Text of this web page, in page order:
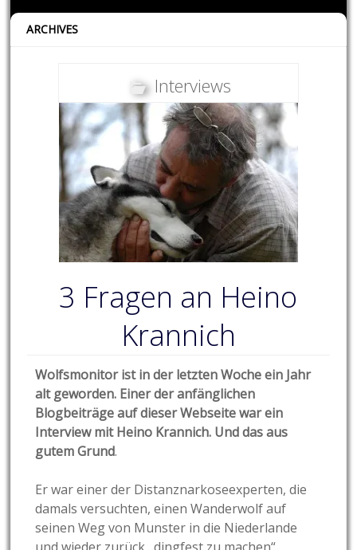
ARCHIVES
Interviews
3 Fragen an Heino
Krannich
Wolfsmonitor ist in der letzten Woche ein Jahr
alt geworden. Einer der anfänglichen
Blogbeiträge auf dieser Webseite war ein
Interview mit Heino Krannich. Und das aus
gutem Grund.
Er war einer der Distanznarkoseexperten, die
damals versuchten, einen Wanderwolf auf
seinen Weg von Munster in die Niederlande